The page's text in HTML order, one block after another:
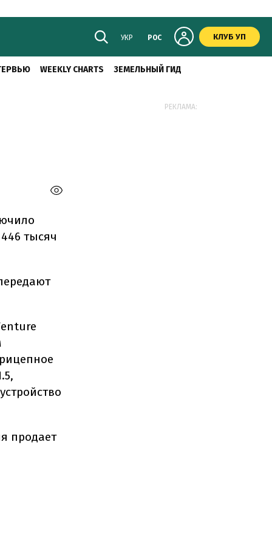
УКР РОС КЛУБ УП
WEEKLY CHARTS ЗЕМЕЛЬНЫЙ ГИД
тысяч
продает
РЕКЛАМА: